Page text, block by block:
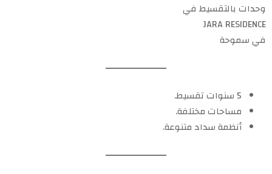
وحدات بالتقسيط في
JARA RESIDENCE
في سموحة
5 سنوات تقسيط.
مساحات مختلفة.
أنظمة سداد متنوعة.